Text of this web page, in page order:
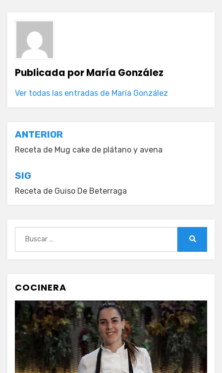
Publicada porMaría González
Ver todas las entradas de María González
Navegación
de
entradas
ANTERIOR
Receta de Mug cake de plátano y avena
SIG
Receta de Guiso De Beterraga
COCINERA